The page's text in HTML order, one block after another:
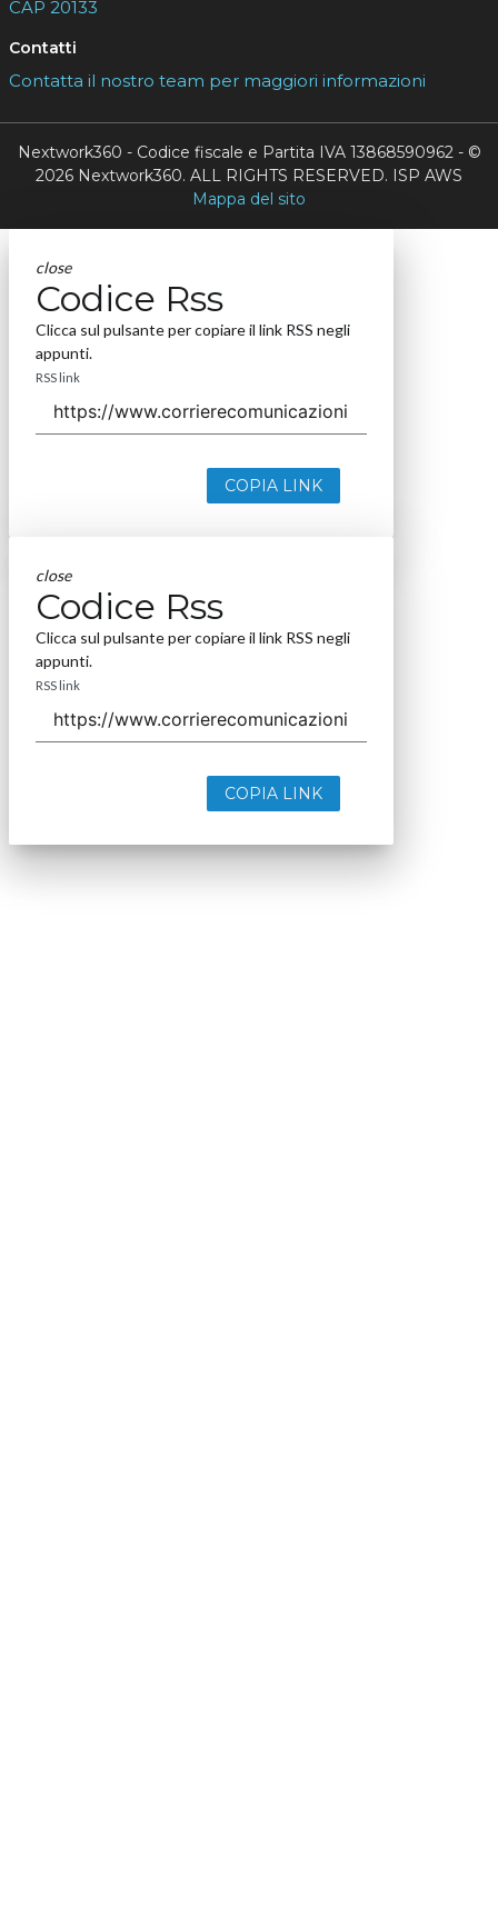
CAP 20133
Contatti
Contatta il nostro team per maggiori informazioni
Nextwork360 - Codice fiscale e Partita IVA 13868590962 - ©
2026 Nextwork360. ALL RIGHTS RESERVED. ISP AWS
Mappa del sito
close
Codice Rss
Clicca sul pulsante per copiare il link RSS negli
appunti.
RSS link
COPIA LINK
close
Codice Rss
Clicca sul pulsante per copiare il link RSS negli
appunti.
RSS link
COPIA LINK